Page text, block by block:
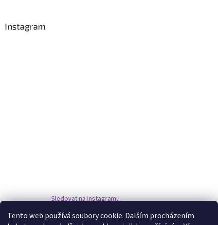
Tento web používá soubory cookie. Dalším procházením
Instagram
Sledovat na Instagramu